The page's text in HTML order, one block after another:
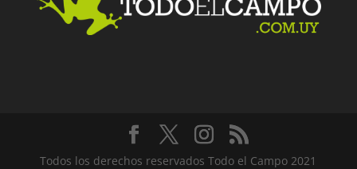
Todos los derechos reservados Todo el Campo 2021
Facebook